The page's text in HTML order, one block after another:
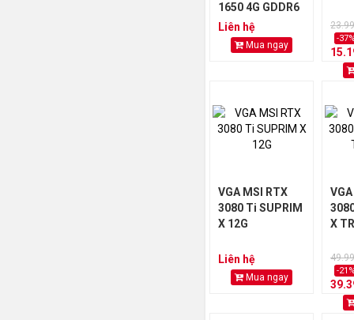
1650 4G GDDR6
Liên hệ
Mua ngay
-
VGA MSI RTX
3080 Ti SUPRIM
X 12G
Liên hệ
Mua ngay
X
-